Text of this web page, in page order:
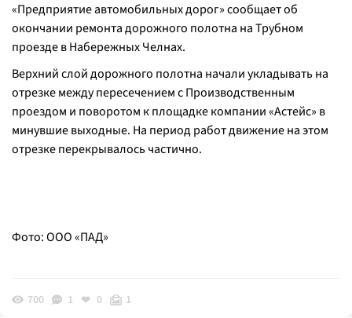
«Предприятие автомобильных дорог» сообщает об
окончании ремонта дорожного полотна на Трубном
проезде в Набережных Челнах.
Верхний слой дорожного полотна начали укладывать на
отрезке между пересечением с Производственным
проездом и поворотом к площадке компании «Астейс» в
минувшие выходные. На период работ движение на этом
отрезке перекрывалось частично.
Фото: ООО «ПАД»
700 1 0 1